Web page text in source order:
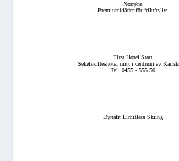
Norrøna
Premiumkläder för friluftsliv.
First Hotel Statt
Sekelskifteshotel mitt i centrum av
Tel: 0455 - 555 50
Dynafit Limitless Skiing